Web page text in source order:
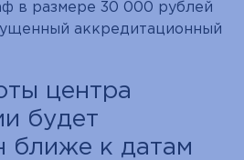
в размере 30 000 рублей
аккредитационный
центра
будет
ближе к датам